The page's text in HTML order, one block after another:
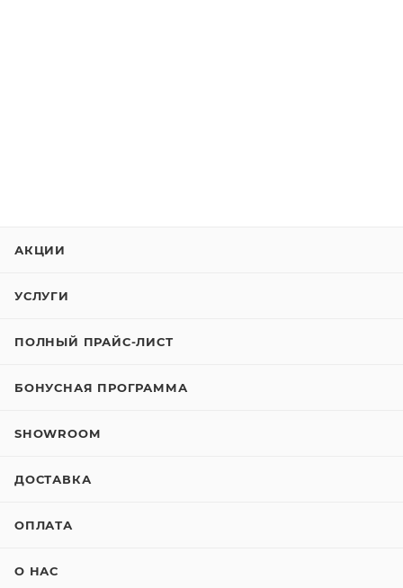
АКЦИИ
УСЛУГИ
ПОЛНЫЙ ПРАЙС-ЛИСТ
БОНУСНАЯ ПРОГРАММА
SHOWROOM
ДОСТАВКА
ОПЛАТА
О НАС